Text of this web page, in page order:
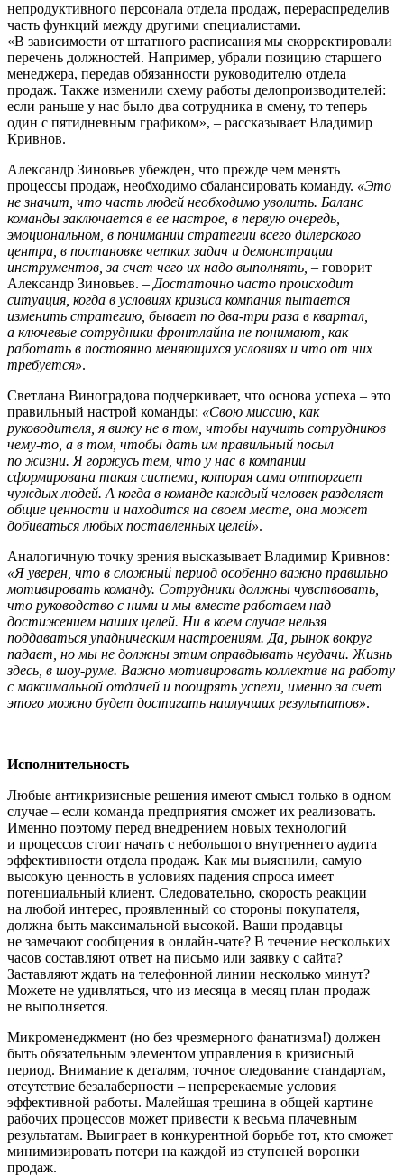
непродуктивного персонала отдела продаж, перераспределив
часть функций между другими специалистами.
«В зависимости от штатного расписания мы скорректировали
перечень должностей. Например, убрали позицию старшего
менеджера, передав обязанности руководителю отдела
продаж. Также изменили схему работы делопроизводителей:
если раньше у нас было два сотрудника в смену, то теперь
один с пятидневным графиком», – рассказывает Владимир
Кривнов.
Александр Зиновьев убежден, что прежде чем менять
процессы продаж, необходимо сбалансировать команду. «Это
не значит, что часть людей необходимо уволить. Баланс
команды заключается в ее настрое, в первую очередь,
эмоциональном, в понимании стратегии всего дилерского
центра, в постановке четких задач и демонстрации
инструментов, за счет чего их надо выполнять, – говорит
Александр Зиновьев. – Достаточно часто происходит
ситуация, когда в условиях кризиса компания пытается
изменить стратегию, бывает по два-три раза в квартал,
а ключевые сотрудники фронтлайна не понимают, как
работать в постоянно меняющихся условиях и что от них
требуется».
Светлана Виноградова подчеркивает, что основа успеха – это
правильный настрой команды: «Свою миссию, как
руководителя, я вижу не в том, чтобы научить сотрудников
чему-то, а в том, чтобы дать им правильный посыл
по жизни. Я горжусь тем, что у нас в компании
сформирована такая система, которая сама отторгает
чуждых людей. А когда в команде каждый человек разделяет
общие ценности и находится на своем месте, она может
добиваться любых поставленных целей».
Аналогичную точку зрения высказывает Владимир Кривнов:
«Я уверен, что в сложный период особенно важно правильно
мотивировать команду. Сотрудники должны чувствовать,
что руководство с ними и мы вместе работаем над
достижением наших целей. Ни в коем случае нельзя
поддаваться упадническим настроениям. Да, рынок вокруг
падает, но мы не должны этим оправдывать неудачи. Жизнь
здесь, в шоу-руме. Важно мотивировать коллектив на работу
с максимальной отдачей и поощрять успехи, именно за счет
этого можно будет достигать наилучших результатов».
Исполнительность
Любые антикризисные решения имеют смысл только в одном
случае – если команда предприятия сможет их реализовать.
Именно поэтому перед внедрением новых технологий
и процессов стоит начать с небольшого внутреннего аудита
эффективности отдела продаж. Как мы выяснили, самую
высокую ценность в условиях падения спроса имеет
потенциальный клиент. Следовательно, скорость реакции
на любой интерес, проявленный со стороны покупателя,
должна быть максимальной высокой. Ваши продавцы
не замечают сообщения в онлайн-чате? В течение нескольких
часов составляют ответ на письмо или заявку с сайта?
Заставляют ждать на телефонной линии несколько минут?
Можете не удивляться, что из месяца в месяц план продаж
не выполняется.
Микроменеджмент (но без чрезмерного фанатизма!) должен
быть обязательным элементом управления в кризисный
период. Внимание к деталям, точное следование стандартам,
отсутствие безалаберности – непререкаемые условия
эффективной работы. Малейшая трещина в общей картине
рабочих процессов может привести к весьма плачевным
результатам. Выиграет в конкурентной борьбе тот, кто сможет
минимизировать потери на каждой из ступеней воронки
продаж.